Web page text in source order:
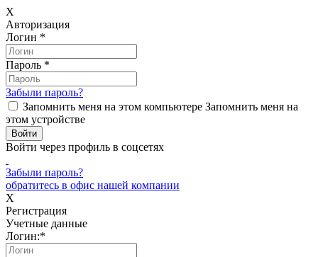
X
Авторизация
Логин *
Пароль *
Забыли пароль?
Запомнить меня на этом компьютере Запомнить меня на
этом устройстве
Войти через профиль в соцсетях
Забыли пароль?
обратитесь в офис нашей компании
X
Регистрация
Учетные данные
Логин:*